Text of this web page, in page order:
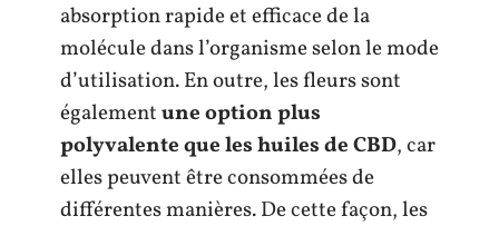
absorption rapide et efficace de la
molécule dans l’organisme selon le mode
d’utilisation. En outre, les fleurs sont
égalementune option plus
polyvalenteque les huiles de CBD, car
elles peuvent être consommées de
différentes manières. De cette façon, les